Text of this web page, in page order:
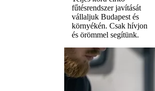
fűtésrendszer javítását
vállaljuk Budapest és
környékén. Csak hívjon
és örömmel segítünk.